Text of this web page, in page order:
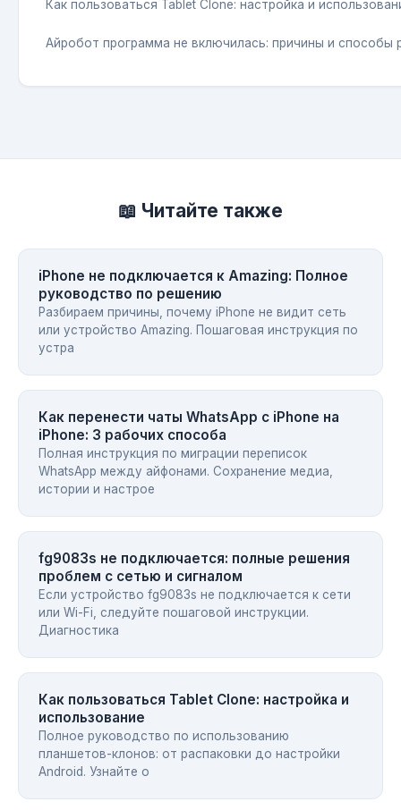
Как пользоваться Tablet Clone: настройка и
Айробот программа не включилась: причины и способы
📖 Читайте также
iPhone не подключается к Amazing: Полное
руководство по решению
Разбираем причины, почему iPhone не видит сеть
или устройство Amazing. Пошаговая инструкция по
устра
Как перенести чаты WhatsApp с iPhone на
iPhone: 3 рабочих способа
Полная инструкция по миграции переписок
WhatsApp между айфонами. Сохранение медиа,
истории и настрое
fg9083s не подключается: полные решения
проблем с сетью и сигналом
Если устройство fg9083s не подключается к сети
или Wi-Fi, следуйте пошаговой инструкции.
Диагностика
Как пользоваться Tablet Clone: настройка и
использование
Полное руководство по использованию
планшетов-клонов: от распаковки до настройки
Android. Узнайте о